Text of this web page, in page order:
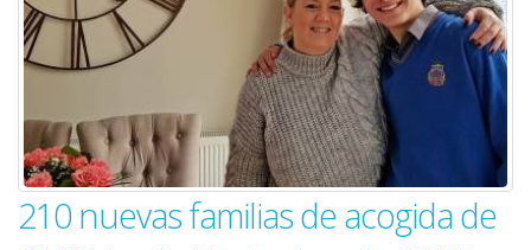
210 nuevas familias de acogida de